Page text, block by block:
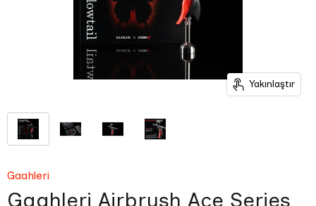
Yakınlaştır
Gaahleri
Gaahleri Airbrush Ace Series